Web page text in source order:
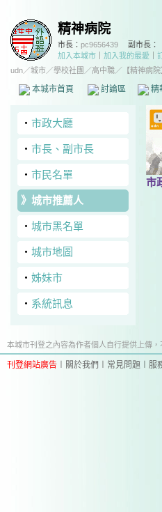
精神病院
市長： pc9656439
副市長：
加入本城市
加入我的最愛
udn／城市／學校社團 ／高中職／ 【精神病
本城市首頁 討論區 精
‧ 市政大廳
‧ 市長、副市長
‧ 市民名單
》 城市推薦人
‧ 城市黑名單
‧ 城市地圖
‧ 姊妹市
‧ 系統訊息
市
本城市刊登之內容為作者個人自行提供上傳，
刊登網站廣告 關於我們 常見問題 服